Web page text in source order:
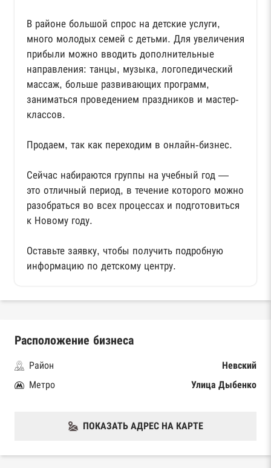
В районе большой спрос на детские услуги,
много молодых семей с детьми. Для увеличения
прибыли можно вводить дополнительные
направления: танцы, музыка, логопедический
массаж, больше развивающих программ,
заниматься проведением праздников и мастер-
классов.
Продаем, так как переходим в онлайн-бизнес.
Сейчас набираются группы на учебный год —
это отличный период, в течение которого можно
разобраться во всех процессах и подготовиться
к Новому году.
Оставьте заявку, чтобы получить подробную
информацию по детскому центру.
Расположение бизнеса
Район
Невский
Метро
Улица Дыбенко
ПОКАЗАТЬ АДРЕС НА КАРТЕ